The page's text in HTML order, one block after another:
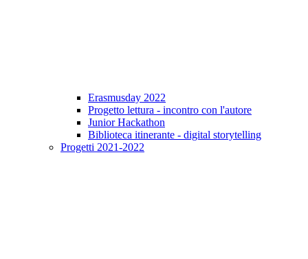
Erasmusday 2022
Progetto lettura - incontro con l'autore
Junior Hackathon
Biblioteca itinerante - digital storytelling
Progetti 2021-2022